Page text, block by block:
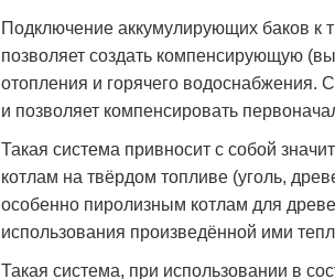
Подключение аккумулирующих баков к
позволяет создать компенсирующую
отопления и горячего водоснабжения.
и позволяет компенсировать
Такая система привносит с собой
котлам на твёрдом топливе (уголь,
особенно пиролизным котлам для
использования произведённой ими
Такая система, при использовании в